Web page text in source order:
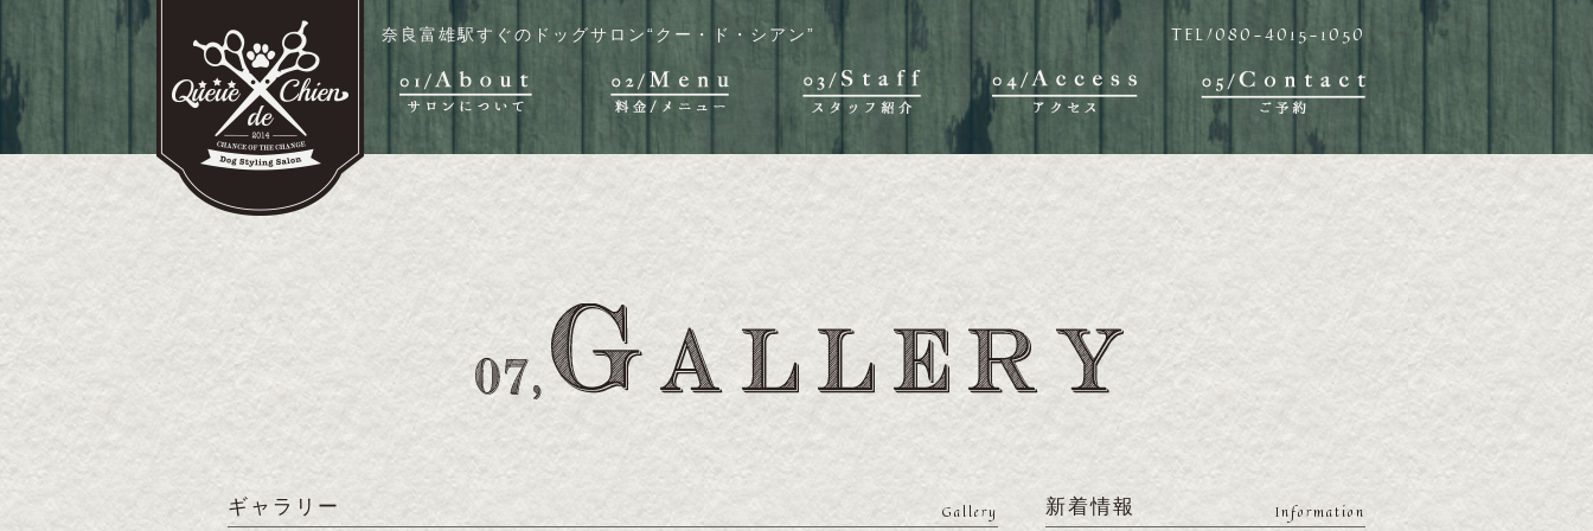
奈良富雄駅すぐのドッグサロン“クー・ド・シアン” TEL/080-4015-1050
ギャラリー Gallery 新着情報 Information